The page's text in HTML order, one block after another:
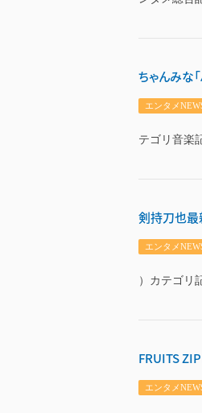
ちゃんみな
エンタメ
テゴリ音楽
剣持刀也最
エンタメ
）カテゴリ
FRUITS
エンタメ